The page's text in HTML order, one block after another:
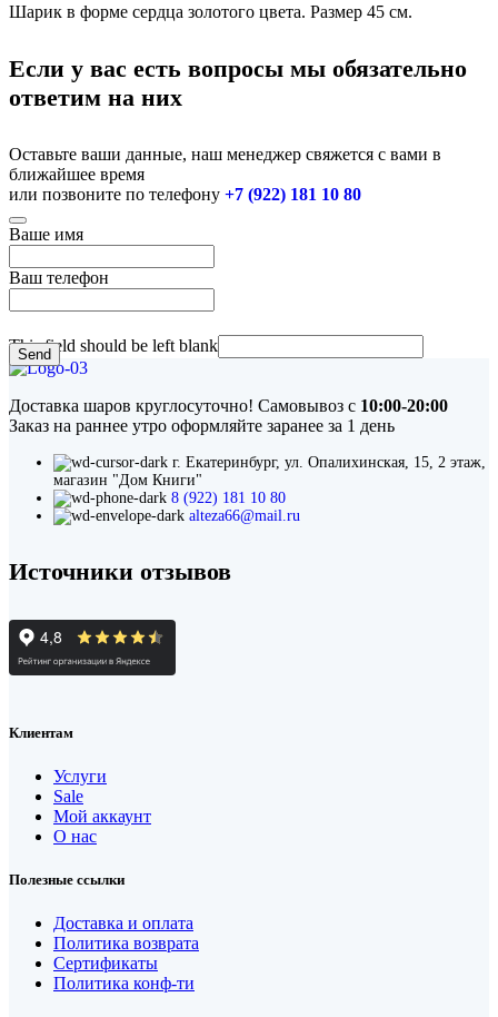
Шарик в форме сердца золотого цвета. Размер 45 см.
Если у вас есть вопросы мы обязательно
ответим на них
Оставьте ваши данные, наш менеджер свяжется с вами в
ближайшее время
или позвоните по телефону +7 (922) 181 10 80
Ваше имя
Ваш телефон
Send
This field should be left blank
Доставка шаров круглосуточно! Самовывоз с 10:00-20:00
Заказ на раннее утро оформляйте заранее за 1 день
г. Екатеринбург, ул. Опалихинская, 15, 2 этаж,
магазин "Дом Книги"
8 (922) 181 10 80
alteza66@mail.ru
Источники отзывов
Клиентам
Услуги
Sale
Мой аккаунт
О нас
Полезные ссылки
Доставка и оплата
Политика возврата
Сертификаты
Политика конф-ти